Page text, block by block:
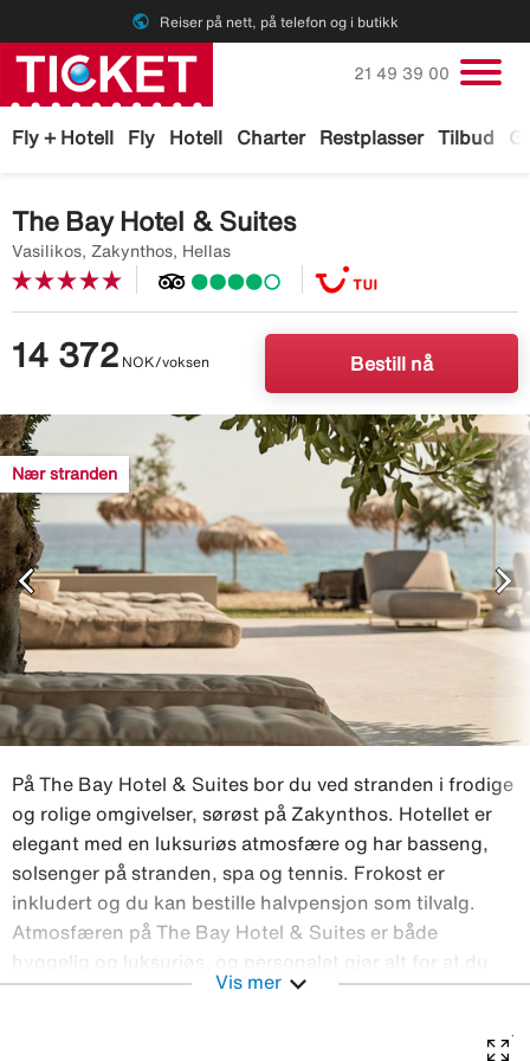
public Reiser på nett, på telefon og i butikk
Fly + Hotell Fly Hotell Charter Restplasser Tilbud
Ring oss på
21 49 39 00
The Bay Hotel & Suites
Vasilikos, Zakynthos, Hellas
14 372 NOK/voksen Bestill nå
Nær stranden
Image
description
missing
chevron_left chevron_right
På The Bay Hotel & Suites bor du ved stranden i frodige
og rolige omgivelser, sørøst på Zakynthos. Hotellet er
elegant med en luksuriøs atmosfære og har basseng,
solsenger på stranden, spa og tennis. Frokost er
inkludert og du kan bestille halvpensjon som tilvalg.
Atmosfæren på The Bay Hotel & Suites er både
hyggelig og luksuriøs, og personalet gjør alt for at du
skal trives. Sommeren 2024 åpnet en ny
Vis mer expand_more